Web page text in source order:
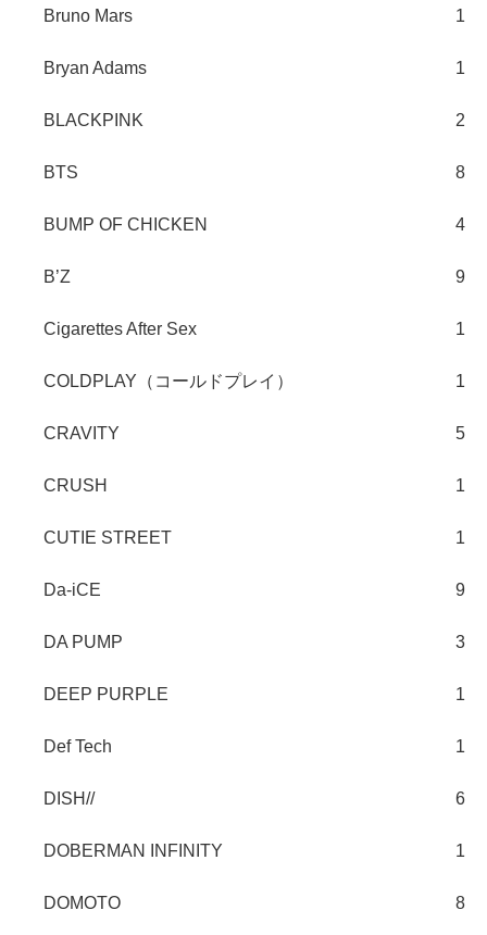
Bruno Mars 1
Bryan Adams 1
BLACKPINK 2
BTS 8
BUMP OF CHICKEN 4
B’Z 9
Cigarettes After Sex 1
COLDPLAY（コールドプレイ） 1
CRAVITY 5
CRUSH 1
CUTIE STREET 1
Da-iCE 9
DA PUMP 3
DEEP PURPLE 1
Def Tech 1
DISH// 6
DOBERMAN INFINITY 1
DOMOTO 8